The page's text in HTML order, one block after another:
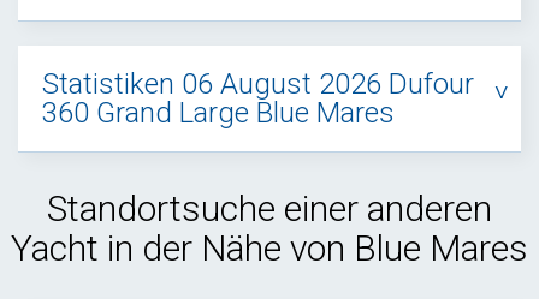
Statistiken 06 August 2026 Dufour
360 Grand Large Blue Mares
Standortsuche einer anderen
Yacht in der Nähe von Blue Mares